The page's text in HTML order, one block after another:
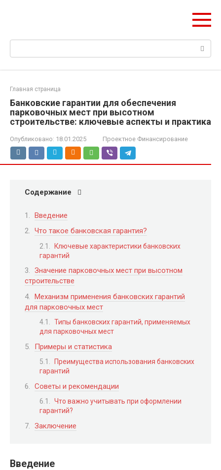
Поиск:
Главная страница
Банковские гарантии для обеспечения
парковочных мест при высотном
строительстве: ключевые аспекты и практика
Опубликовано: 18.01.2025 Проектное Финансирование
Содержание
Введение
Что такое банковская гарантия?
Ключевые характеристики банковских
гарантий
Значение парковочных мест при высотном
строительстве
Механизм применения банковских гарантий
для парковочных мест
Типы банковских гарантий, применяемых
для парковочных мест
Примеры и статистика
Преимущества использования банковских
гарантий
Советы и рекомендации
Что важно учитывать при оформлении
гарантий?
Заключение
Введение